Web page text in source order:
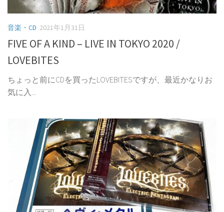
音楽・CD 2021年1月31日
FIVE OF A KIND – LIVE IN TOKYO 2020 /
LOVEBITES
ちょっと前にCDを買ったLOVEBITESですが、最近かなりお
気に入...